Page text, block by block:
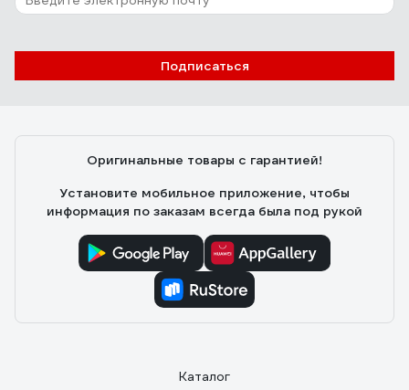
Подписаться
Оригинальные товары с гарантией!
Установите мобильное приложение, чтобы
информация по заказам всегда была под рукой
Каталог